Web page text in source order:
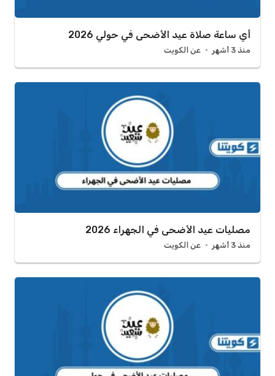
أي ساعة صلاة عيد الأضحى في حولي 2026
منذ 3 أشهر عن الكويت
مصليات عيد الأضحى في الجهراء 2026
منذ 3 أشهر عن الكويت